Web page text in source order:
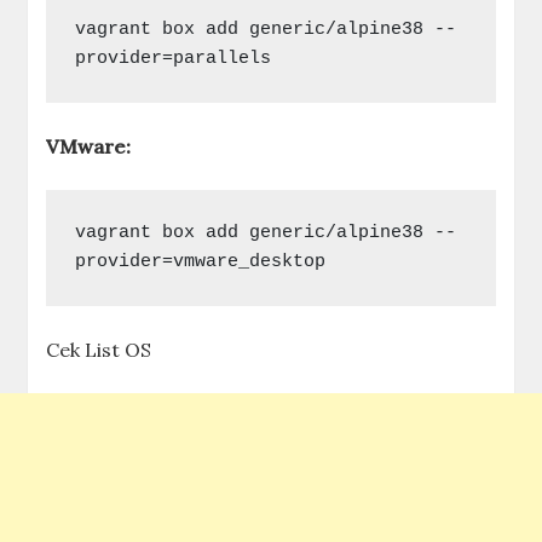
vagrant box add generic/alpine38 --
provider=parallels
VMware:
vagrant box add generic/alpine38 --
provider=vmware_desktop
Cek List OS